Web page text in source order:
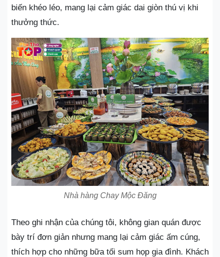
biến khéo léo, mang lại cảm giác dai giòn thú vị khi
thưởng thức.
Nhà hàng Chay Mộc Đăng
Theo ghi nhận của chúng tôi, không gian quán được
bày trí đơn giản nhưng mang lại cảm giác ấm cúng,
thích hợp cho những bữa tối sum họp gia đình. Khách